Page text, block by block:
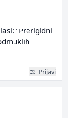
"Prerigidni
Prijavi